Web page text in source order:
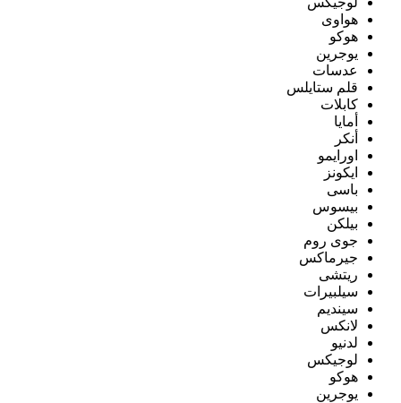
هواوى
هوكو
يوجرين
عدسات
قلم ستايلس
كابلات
أمايا
أنكر
اورايمو
ايكونز
باسى
بيسوس
بيلكن
جوى روم
جيرماكس
ريتشى
سيلبيرات
سينديم
لانكس
لدنيو
لوجيكس
هوكو
يوجرين